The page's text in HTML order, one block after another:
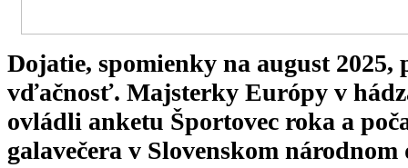
Dojatie, spomienky na august 2025,
vďačnosť. Majsterky Európy v
ovládli anketu Športovec roka a
galavečera v Slovenskom